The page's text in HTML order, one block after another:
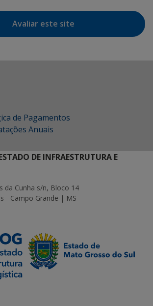
Avaliar este site
de Pagamentos
Anuais
DE INFRAESTRUTURA E
da Cunha s/n, Bloco 14
- Campo Grande | MS